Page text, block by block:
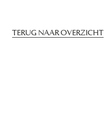
TERUG NAAR OVERZICHT